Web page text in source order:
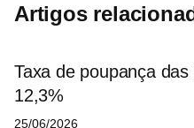
Artigos
Taxa de poupança
12,3%
25/06/2026